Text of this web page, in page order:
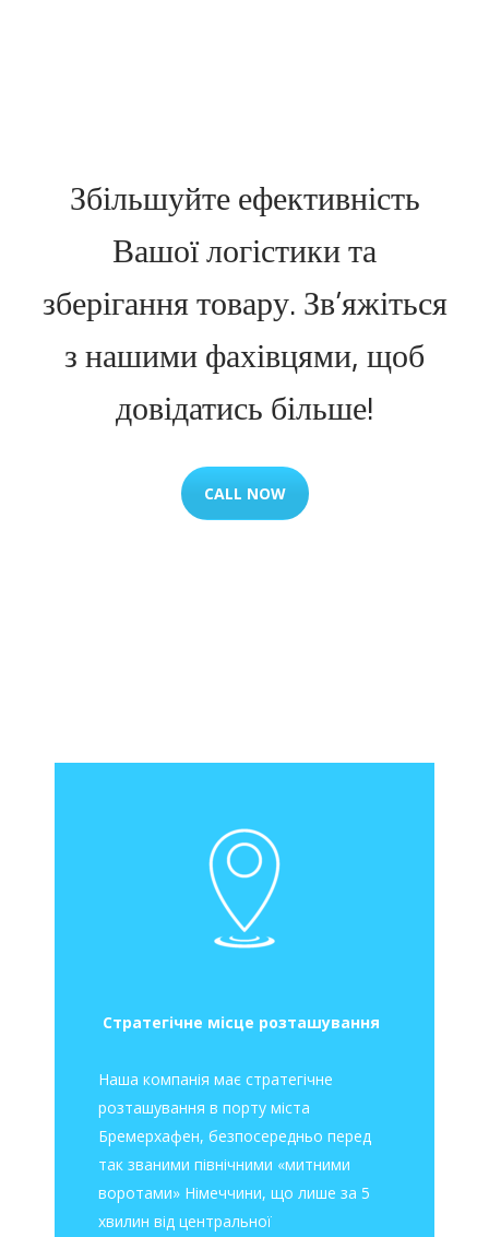
Збільшуйте ефективність
Вашої логістики та
зберігання товару. Зв’яжіться
з нашими фахівцями, щоб
довідатись більше!
CALL NOW
Стратегічне місце розташування
Наша компанія має стратегічне
розташування в порту міста
Бремерхафен, безпосередньо перед
так званими північними «митними
воротами» Німеччини, що лише за 5
хвилин від центральної